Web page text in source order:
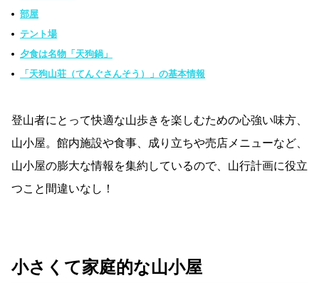
部屋
テント場
夕食は名物「天狗鍋」
「天狗山荘（てんぐさんそう）」の基本情報
登山者にとって快適な山歩きを楽しむための心強い味方、
山小屋。館内施設や食事、成り立ちや売店メニューなど、
山小屋の膨大な情報を集約しているので、山行計画に役立
つこと間違いなし！
小さくて家庭的な山小屋